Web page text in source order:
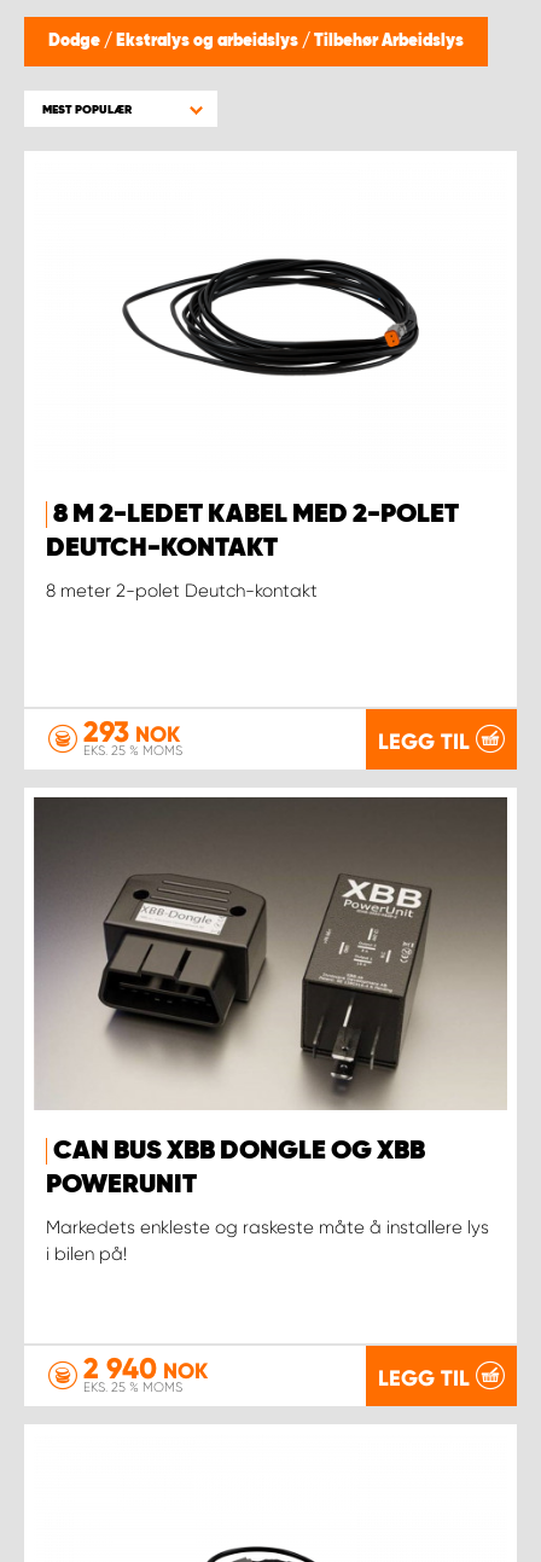
Dodge / Ekstralys og arbeidslys / Tilbehør Arbeidslys
MEST POPULÆR
8 M 2-LEDET KABEL MED 2-POLET
DEUTCH-KONTAKT
8 meter 2-polet Deutch-kontakt
293 NOK
EKS. 25 % MOMS LEGG TIL
CAN BUS XBB DONGLE OG XBB
POWERUNIT
Markedets enkleste og raskeste måte å installere lys
i bilen på!
2 940 NOK
EKS. 25 % MOMS LEGG TIL
WORK SYSTEM OSLO